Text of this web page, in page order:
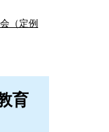
（定例
育